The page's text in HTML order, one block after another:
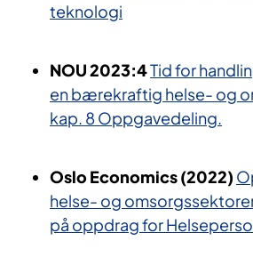
teknologi
NOU 2023:4Tid for
en bærekraftig helse- og
kap. 8 Oppgavedeling.
Oslo Economics (2022)
helse- og
på oppdrag for